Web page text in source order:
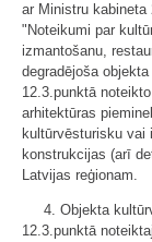
ar Ministru kabineta
"Noteikumi par
izmantošanu,
degradējoša
12.3.punktā
arhitektūras
kultūrvēsturisku
konstrukcijas (arī
Latvijas reģionam.
4. Objekta
12.3.punktā